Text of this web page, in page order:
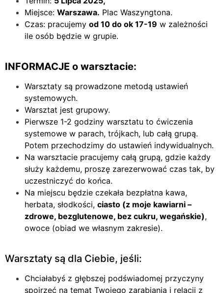
Miejsce: Warszawa. Plac Waszyngtona.
Czas: pracujemy od 10 do ok 17-19 w zależności
ile osób będzie w grupie.
INFORMACJE o warsztacie:
Warsztaty są prowadzone metodą ustawień
systemowych.
Warsztat jest grupowy.
Pierwsze 1-2 godziny warsztatu to ćwiczenia
systemowe w parach, trójkach, lub całą grupą.
Potem przechodzimy do ustawień indywidualnych.
Na warsztacie pracujemy całą grupą, gdzie każdy
służy każdemu, proszę zarezerwować czas tak, by
uczestniczyć do końca.
Na miejscu będzie czekała bezpłatna kawa,
herbata, słodkości, ciasto (z moje kawiarni –
zdrowe, bezglutenowe, bez cukru, wegańskie),
owoce (obiad we własnym zakresie).
Warsztaty są dla Ciebie, jeśli:
Chciałabyś z głębszej podświadomej przyczyny
spojrzeć na temat Twojego zarabiania i relacji z